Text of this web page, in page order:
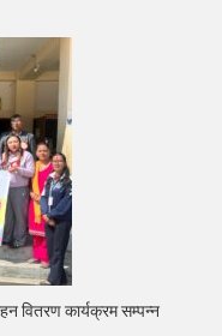
वितरण कार्यक्रम सम्पन्न